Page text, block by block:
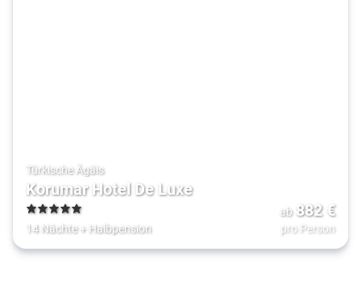
Türkische Ägäis
Korumar Hotel De Luxe
5
14 Nächte+ Halbpension
ab 882€
pro Person